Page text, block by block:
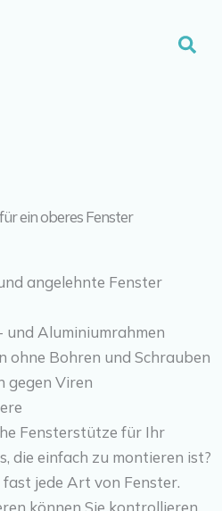
ein oberes Fenster
angelehnte Fenster
Aluminiumrahmen
ohne Bohren und Schrauben
gegen Viren
Fensterstütze für Ihr
die einfach zu montieren ist?
jede Art von Fenster.
können Sie kontrollieren,